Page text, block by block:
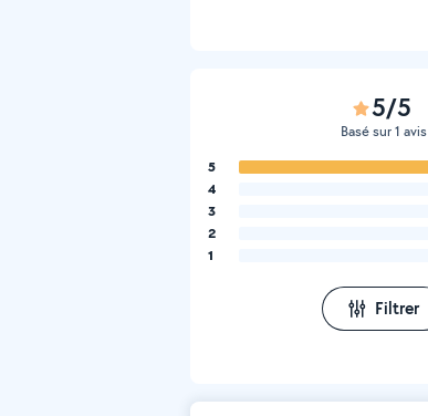
5/5
Basé sur 1 avis
5
4
3
2
1
Filtrer